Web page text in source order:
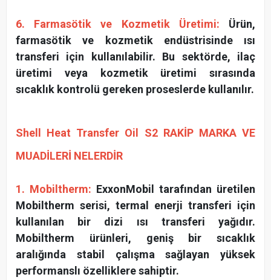
6. Farmasötik ve Kozmetik Üretimi: Ürün,
farmasötik ve kozmetik endüstrisinde ısı
transferi için kullanılabilir. Bu sektörde, ilaç
üretimi veya kozmetik üretimi sırasında
sıcaklık kontrolü gereken proseslerde kullanılır.
Shell Heat Transfer Oil S2 RAKİP MARKA VE
MUADİLERİ NELERDİR
1. Mobiltherm: ExxonMobil tarafından üretilen
Mobiltherm serisi, termal enerji transferi için
kullanılan bir dizi ısı transferi yağıdır.
Mobiltherm ürünleri, geniş bir sıcaklık
aralığında stabil çalışma sağlayan yüksek
performanslı özelliklere sahiptir.